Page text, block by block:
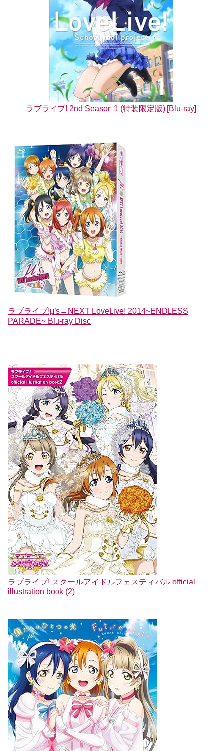
ラブライブ! 2nd Season 1 (特装限定版) [Blu-ray]
ラブライブ!μ’s→NEXT LoveLive! 2014~ENDLESS
PARADE~ Blu-ray Disc
ラブライブ! スクールアイドルフェスティバル official
illustration book (2)